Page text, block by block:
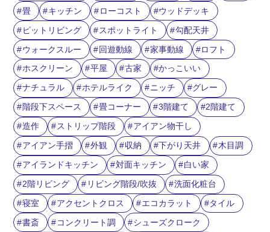
畳
キッチン ローコスト
ウッドデッキ
ピットリビング
スポットライト
勾配天井
ウォークスルー
回遊動線 家事動線
ロフト
ホスクリーン
平屋 古家
かっこいい
ナチュラル
ホテルライク ニッチ
グレー
階段下スペース
畳コーナー 3階建て
2階建て
造作
ストリップ階段
アイアン物干し
アイアン手摺
外観 収納 下がり天井
木目調
アイランドキッチン
対面キッチン
白い家
2階リビング
リビング階段/吹抜
洗面化粧台
寝室
アクセントクロス エコカラット
タイル
書斎
コンクリート調
シューズクローク